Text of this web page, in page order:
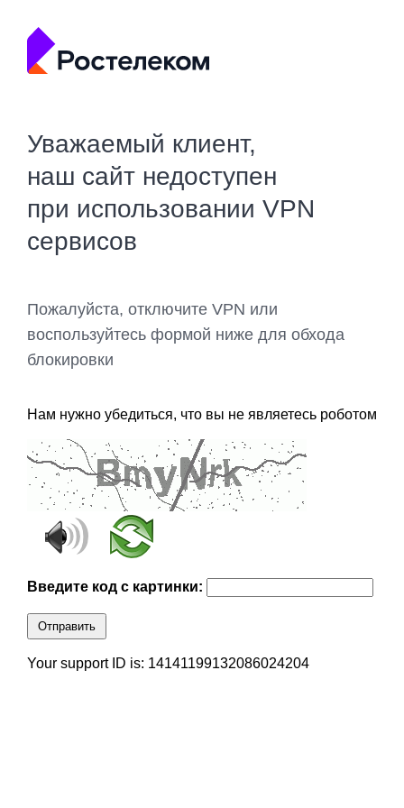
Уважаемый клиент,
наш сайт недоступен
при использовании VPN
сервисов
Пожалуйста, отключите VPN или
воспользуйтесь формой ниже для обхода
блокировки
Нам нужно убедиться, что вы не являетесь роботом
Введите код с картинки:
Отправить
Your support ID is: 14141199132086024204